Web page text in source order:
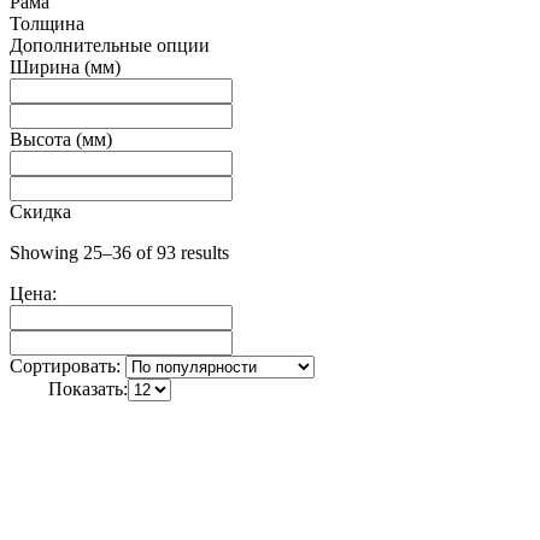
Толщина
Дополнительные опции
Ширина (мм)
Высота (мм)
Скидка
Showing 25–36 of 93 results
Цена:
Сортировать:
Показать: